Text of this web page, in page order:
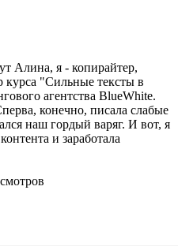
Алина, я - копирайтер,
курса "Сильные тексты в
агентства BlueWhite.
конечно, писала слабые
наш гордый варяг. И вот, я
и заработала